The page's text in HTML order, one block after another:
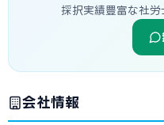
採択実績豊富な社
会社情報